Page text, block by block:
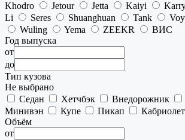
Khodro
Jetour Jetta Kaiyi
Li
Seres Shuanghuan Tank
Wuling
Yema ZEEKR
ВИС
Год выпуска
от
до
Тип кузова
Не выбрано
Седан
Хетчбэк Внедорожник
Минивэн
Купе Пикап
Кабриолет
Объём
от